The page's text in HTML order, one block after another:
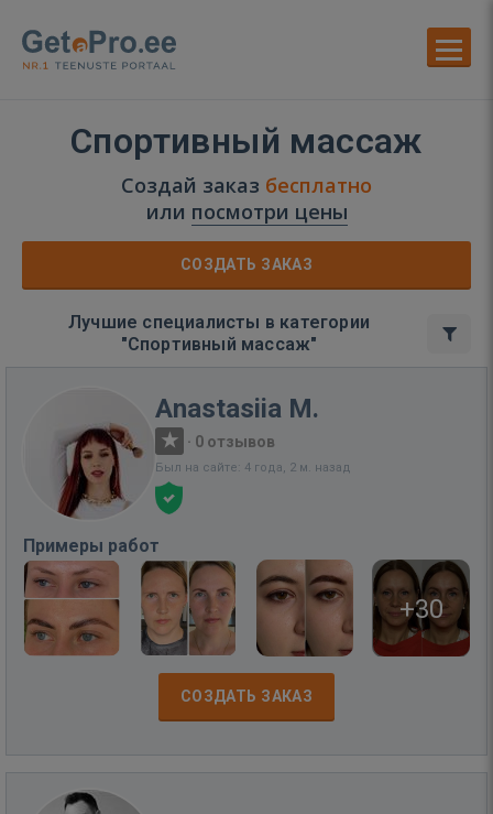
Спортивный массаж
Создай заказ бесплатно
или посмотри цены
СОЗДАТЬ ЗАКАЗ
Лучшие специалисты в категории
"Спортивный массаж"
Anastasiia M.
· 0 отзывов
Был на сайте: 4 года, 2 м. назад
Примеры работ
+30
СОЗДАТЬ ЗАКАЗ